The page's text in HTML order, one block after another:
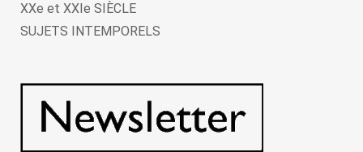
XXe et XXIe SIÈCLE
SUJETS INTEMPORELS